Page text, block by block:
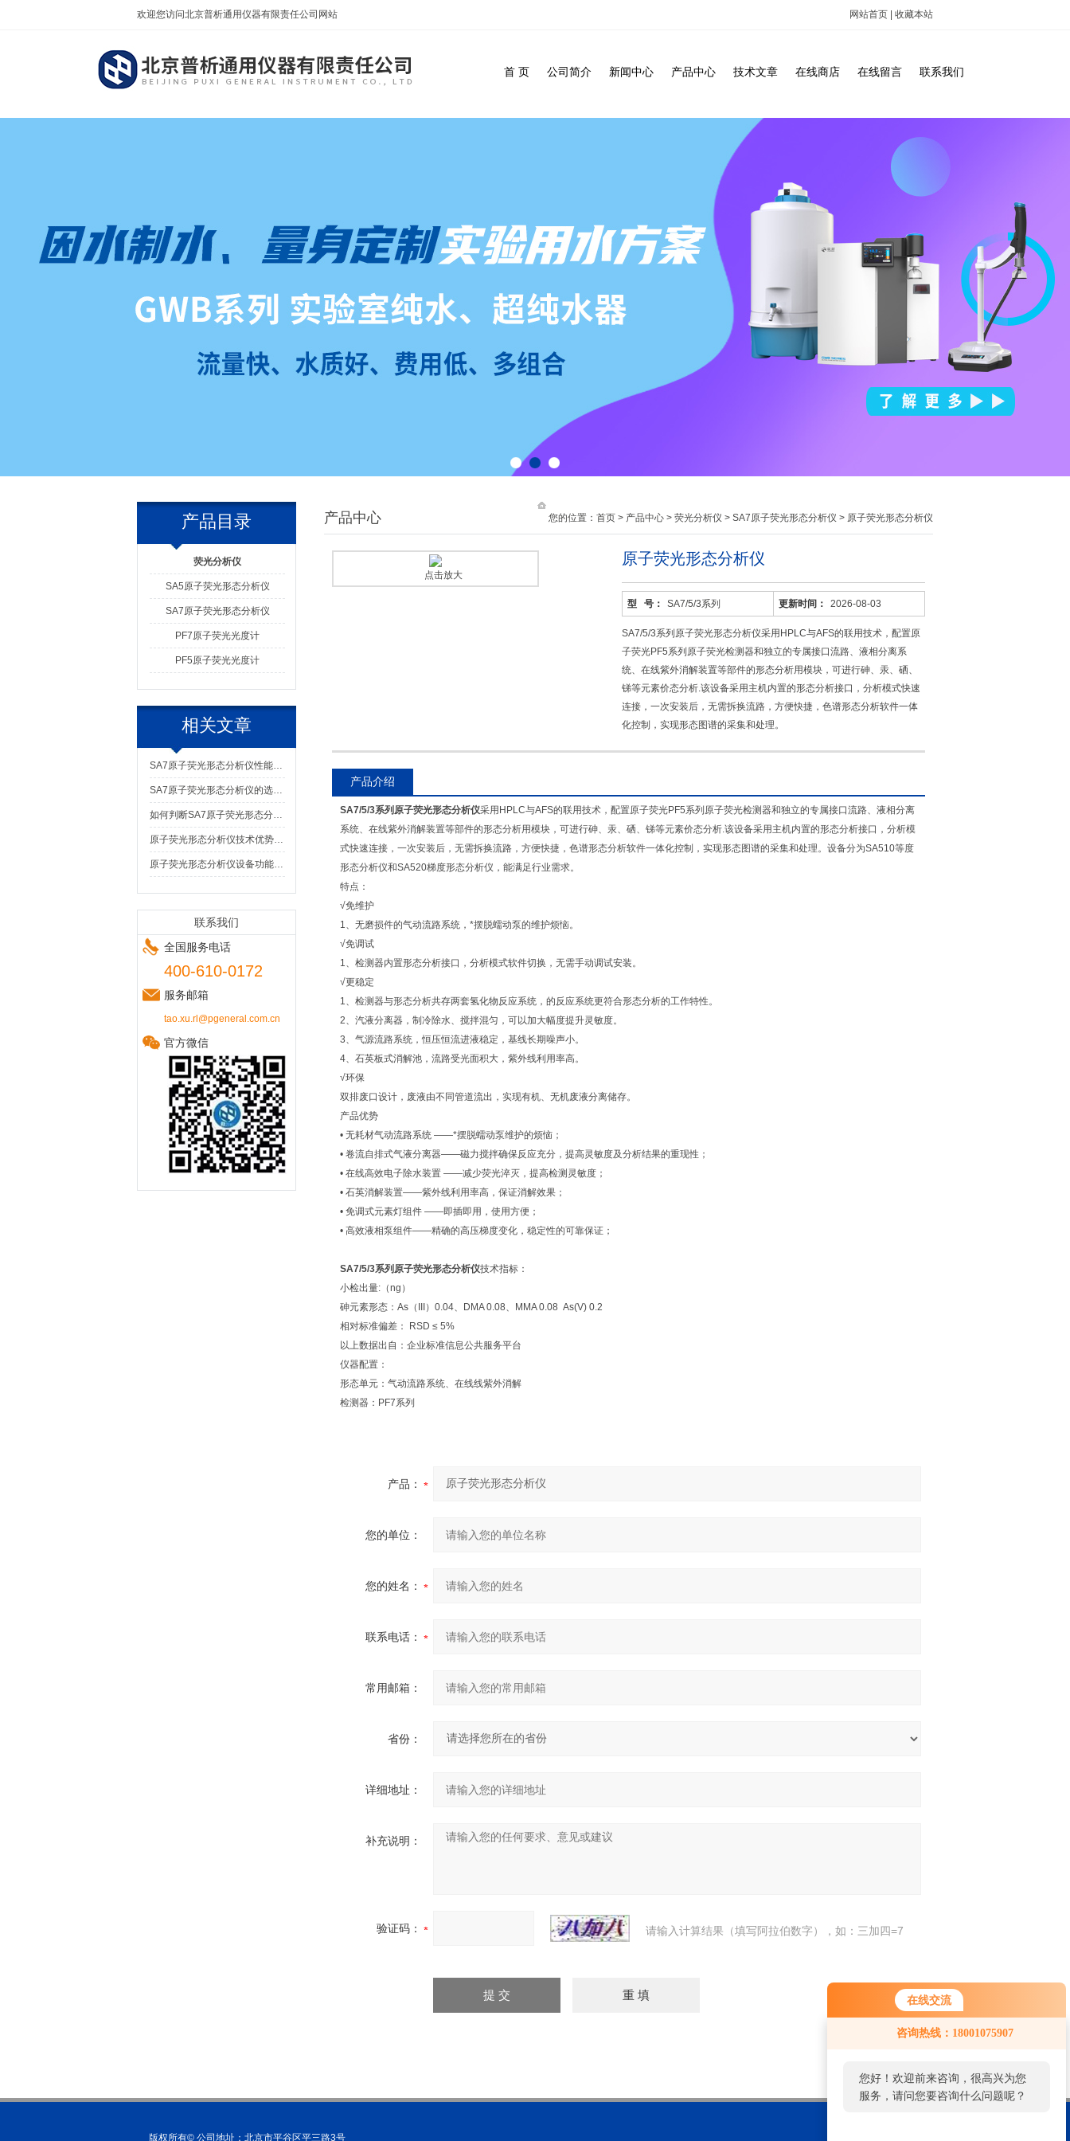
在线交流
咨询热线：18001075907
您好！欢迎前来咨询，很高兴为您
服务，请问您要咨询什么问题呢？
网站首页 收藏本站
欢迎您访问北京普析通用仪器有限责任公司网站
首 页 公司简介 新闻中心 产品中心 技术文章 在线商店 在线留言 联系我们
1
产品目录
荧光分析仪
SA5原子荧光形态分析仪
SA7原子荧光形态分析仪
PF7原子荧光光度计
PF5原子荧光光度计
相关文章
SA7原子荧光形态分析仪性能评估指南
SA7原子荧光形态分析仪的选型指南与维护管理
如何判断SA7原子荧光形态分析仪的性能好坏
原子荧光形态分析仪技术优势讲解
原子荧光形态分析仪设备功能和作用
联系我们
全国服务电话
400-610-0172
服务邮箱
tao.xu.rl@pgeneral.com.cn
官方微信
产品中心 您的位置： 首页 > 产品中心 > 荧光分析仪 > SA7原子荧光形态分析仪 > 原子荧光形态分析仪
原子荧光形态分析仪
型 号： SA7/5/3系列 更新时间： 2026-08-03
SA7/5/3系列原子荧光形态分析仪采用HPLC与AFS的联用技术，配置原
子荧光PF5系列原子荧光检测器和独立的专属接口流路、液相分离系
统、在线紫外消解装置等部件的形态分析用模块，可进行砷、汞、硒、
锑等元素价态分析.该设备采用主机内置的形态分析接口，分析模式快速
连接，一次安装后，无需拆换流路，方便快捷，色谱形态分析软件一体
化控制，实现形态图谱的采集和处理。
点击放大
产品介绍
SA7/5/3系列 原子荧光形态分析仪采用HPLC与AFS的联用技术，配置原子荧光PF5系列原子荧光检测器和独立的专属接口流路、液相分离
系统、在线紫外消解装置等部件的形态分析用模块，可进行砷、汞、硒、锑等元素价态分析.该设备采用主机内置的形态分析接口，分析模
式快速连接，一次安装后，无需拆换流路，方便快捷，色谱形态分析软件一体化控制，实现形态图谱的采集和处理。设备分为SA510等度
形态分析仪和SA520梯度形态分析仪，能满足行业需求。
特点：
√免维护
1、无磨损件的气动流路系统，*摆脱蠕动泵的维护烦恼。
√免调试
1、检测器内置形态分析接口，分析模式软件切换，无需手动调试安装。
√更稳定
1、检测器与形态分析共存两套氢化物反应系统，的反应系统更符合形态分析的工作特性。
2、汽液分离器，制冷除水、搅拌混匀，可以加大幅度提升灵敏度。
3、气源流路系统，恒压恒流进液稳定，基线长期噪声小。
4、石英板式消解池，流路受光面积大，紫外线利用率高。
√环保
双排废口设计，废液由不同管道流出，实现有机、无机废液分离储存。
产品优势
• 无耗材气动流路系统 ——*摆脱蠕动泵维护的烦恼；
• 卷流自排式气液分离器——磁力搅拌确保反应充分，提高灵敏度及分析结果的重现性；
• 在线高效电子除水装置 ——减少荧光淬灭，提高检测灵敏度；
• 石英消解装置——紫外线利用率高，保证消解效果；
• 免调式元素灯组件 ——即插即用，使用方便；
• 高效液相泵组件——精确的高压梯度变化，稳定性的可靠保证；
SA7/5/3系列 原子荧光形态分析仪技术指标：
小检出量:（ng）
砷元素形态：As（III）0.04、DMA 0.08、MMA 0.08 As(V) 0.2
相对标准偏差： RSD ≤ 5%
以上数据出自：企业标准信息公共服务平台
仪器配置：
形态单元：气动流路系统、在线线紫外消解
检测器：PF7系列
产品：
您的单位：
您的姓名：
联系电话：
常用邮箱：
省份：
详细地址：
补充说明：
验证码： 请输入计算结果（填写阿拉伯数字），如：三加四=7
版权所有© 公司地址：北京市平谷区平三路3号